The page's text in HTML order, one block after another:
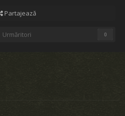
Partajează
Urmăritori 0